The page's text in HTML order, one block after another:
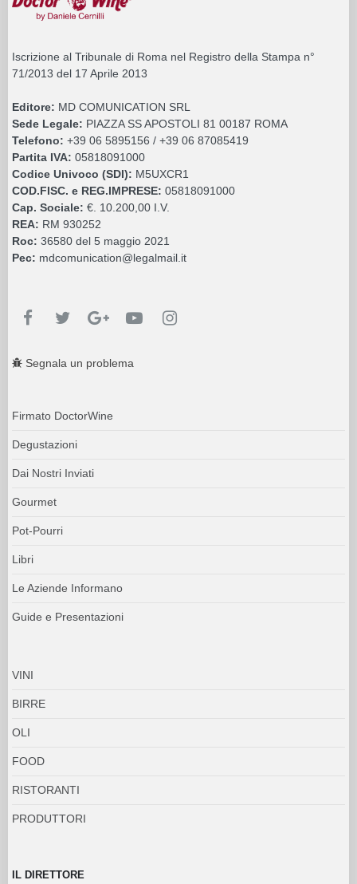
Iscrizione al Tribunale di Roma nel Registro della Stampa n°
71/2013 del 17 Aprile 2013
Editore: MD COMUNICATION SRL
Sede Legale: PIAZZA SS APOSTOLI 81 00187 ROMA
Telefono: +39 06 5895156 / +39 06 87085419
Partita IVA: 05818091000
Codice Univoco (SDI): M5UXCR1
COD.FISC. e REG.IMPRESE: 05818091000
Cap. Sociale: €. 10.200,00 I.V.
REA: RM 930252
Roc: 36580 del 5 maggio 2021
Pec: mdcomunication@legalmail.it
Segnala un problema
Firmato DoctorWine
Degustazioni
Dai Nostri Inviati
Gourmet
Pot-Pourri
Libri
Le Aziende Informano
Guide e Presentazioni
VINI
BIRRE
OLI
FOOD
RISTORANTI
PRODUTTORI
IL DIRETTORE